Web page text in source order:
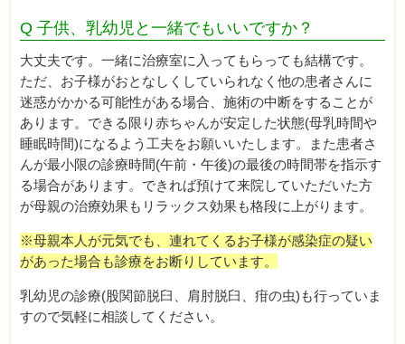
Q 子供、乳幼児と一緒でもいいですか？
大丈夫です。一緒に治療室に入ってもらっても結構です。
ただ、お子様がおとなしくしていられなく他の患者さんに
迷惑がかかる可能性がある場合、施術の中断をすることが
あります。できる限り赤ちゃんが安定した状態(母乳時間や
睡眠時間)になるよう工夫をお願いいたします。また患者さ
んが最小限の診療時間(午前・午後)の最後の時間帯を指示す
る場合があります。できれば預けて来院していただいた方
が母親の治療効果もリラックス効果も格段に上がります。
※母親本人が元気でも、連れてくるお子様が感染症の疑い
があった場合も診療をお断りしています。
乳幼児の診療(股関節脱臼、肩肘脱臼、疳の虫)も行っていま
すので気軽に相談してください。